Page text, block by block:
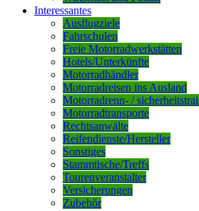
Interessantes
Ausflugziele
Fahrschulen
Freie Motorradwerkstätten
Hotels/Unterkünfte
Motorradhändler
Motorradreisen ins Ausland
Motorradrenn- /
Motorradtransporte
Rechtsanwälte
Reifendienste/Hersteller
Sonstiges
Stammtische/Treffs
Tourenveranstalter
Versicherungen
Zubehör